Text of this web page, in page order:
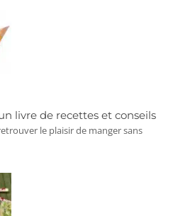
livre de recettes et conseils
le plaisir de manger sans